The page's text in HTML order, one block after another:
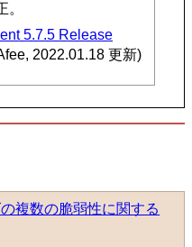
。
5.7.5 Release
2022.01.18 更新)
複数の脆弱性に関する